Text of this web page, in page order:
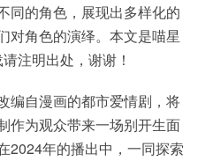
同的角色，展现出多样化的
对角色的演绎。本文是喵星
注明出处，谢谢！
编自漫画的都市爱情剧，将
作为观众带来一场别开生面
2024年的播出中，一同探索